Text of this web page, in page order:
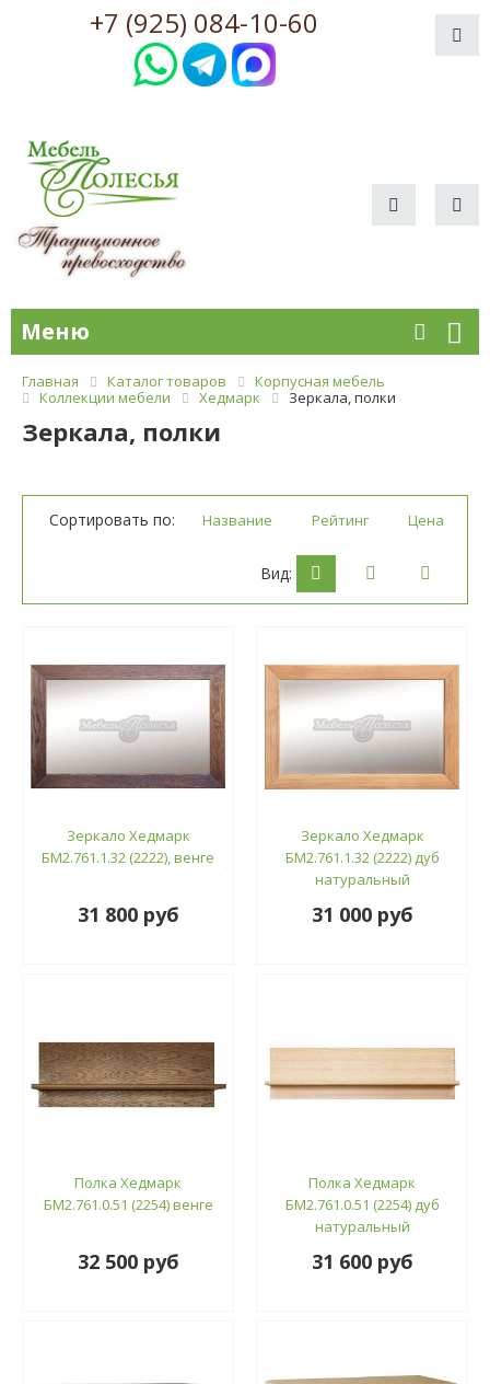
+7 (925) 084-10-60
Меню
Главная Каталог товаров
Корпусная мебель
Коллекции мебели
Хедмарк Зеркала, полки
Зеркала, полки
Сортировать по: Название Рейтинг Цена
Вид:
Зеркало Хедмарк
БМ2.761.1.32 (2222), венге
31 800 руб
Зеркало Хедмарк
БМ2.761.1.32 (2222) дуб
натуральный
31 000 руб
Полка Хедмарк
БМ2.761.0.51 (2254) венге
32 500 руб
Полка Хедмарк
БМ2.761.0.51 (2254) дуб
натуральный
31 600 руб